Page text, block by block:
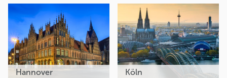
Hannover Köln